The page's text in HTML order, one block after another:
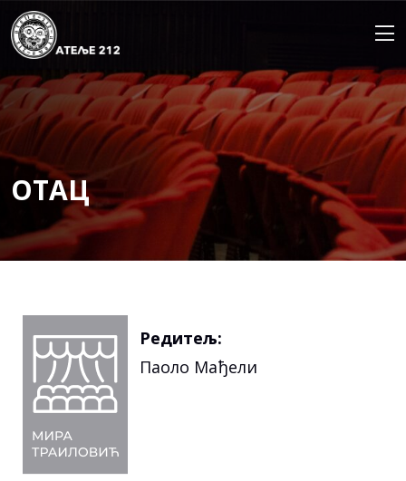
Skip
to
content
ОТАЦ
Редитељ:
Паоло Мађели